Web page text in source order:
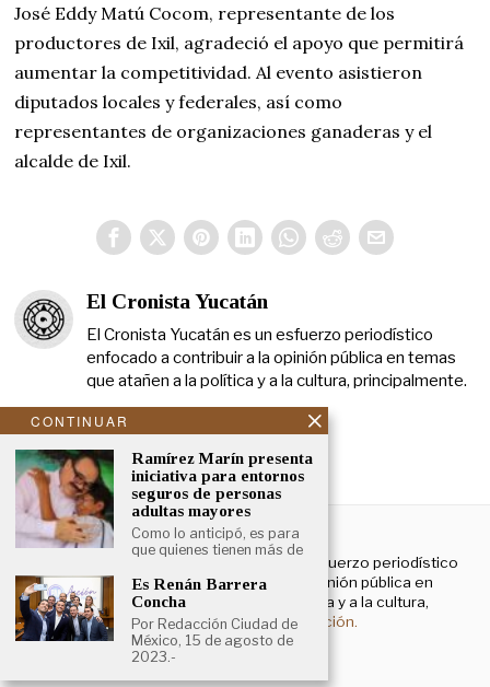
José Eddy Matú Cocom, representante de los
productores de Ixil, agradeció el apoyo que permitirá
aumentar la competitividad. Al evento asistieron
diputados locales y federales, así como
representantes de organizaciones ganaderas y el
alcalde de Ixil.
El Cronista Yucatán
El Cronista Yucatán es un esfuerzo periodístico
enfocado a contribuir a la opinión pública en temas
que atañen a la política y a la cultura, principalmente.
NOSOTROS
El Cronista Yucatán es un esfuerzo periodístico
enfocado a contribuir a la opinión pública en
temas que atañen a la política y a la cultura,
principalmente. Más información.
CONTINUAR
Ramírez Marín presenta
iniciativa para entornos
seguros de personas
adultas mayores
Como lo anticipó, es para
que quienes tienen más de
Es Renán Barrera
Concha
Por Redacción Ciudad de
México, 15 de agosto de
2023.-